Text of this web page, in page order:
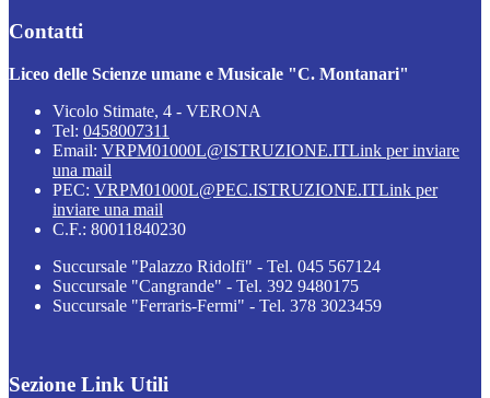
Contatti
Liceo delle Scienze umane e Musicale "C. Montanari"
Vicolo Stimate, 4 - VERONA
Tel: 0458007311
Email: VRPM01000L@ISTRUZIONE.ITLink per inviare
una mail
PEC: VRPM01000L@PEC.ISTRUZIONE.ITLink per
inviare una mail
C.F.: 80011840230
Succursale "Palazzo Ridolfi" - Tel. 045 567124
Succursale "Cangrande" - Tel. 392 9480175
Succursale "Ferraris-Fermi" - Tel. 378 3023459
Sezione Link Utili